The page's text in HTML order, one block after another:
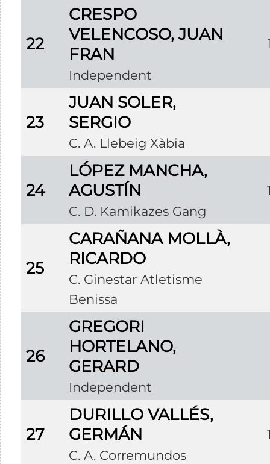
22
CRESPO
VELENCOSO, JUAN
FRAN
Independent
23
JUAN SOLER,
SERGIO
C. A. Llebeig Xàbia
24
LÓPEZ MANCHA,
AGUSTÍN
C. D. Kamikazes Gang
25
CARAÑANA MOLLÀ,
RICARDO
C. Ginestar Atletisme
Benissa
26
GREGORI
HORTELANO,
GERARD
Independent
27
DURILLO VALLÉS,
GERMÁN
C. A. Corremundos